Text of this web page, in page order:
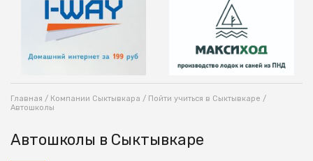
Главная / Компании Сыктывкара / Пойти учиться в Сыктывкаре /
Автошколы
Автошколы в Сыктывкаре